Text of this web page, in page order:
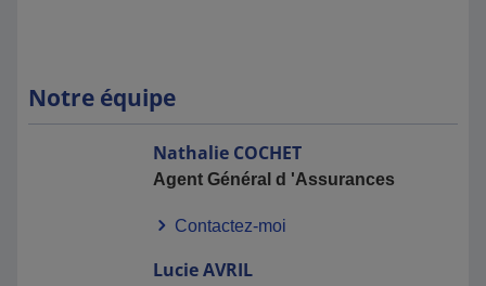
Notre équipe
Nathalie COCHET
Agent Général d 'Assurances
Contactez-moi
LucieAVRIL